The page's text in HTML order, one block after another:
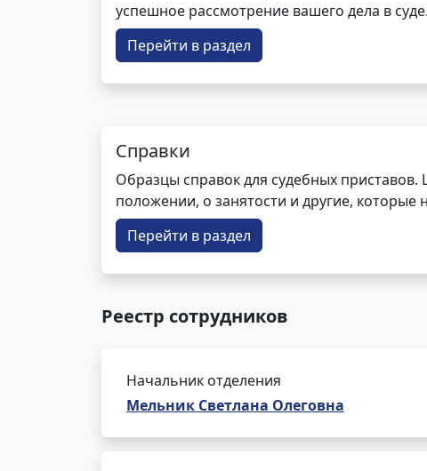
успешное рассмотрение вашего дела в суде.
Перейти в раздел
Справки
Образцы справок для судебных
положении, о занятости и другие,
Перейти в раздел
Реестр сотрудников
Начальник отделения
Мельник Светлана Олеговна